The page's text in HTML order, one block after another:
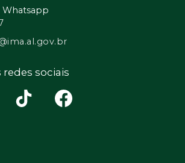
redes sociais